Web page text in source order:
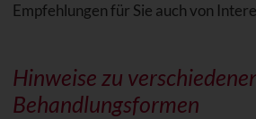
Empfehlungen für Sie auch von
Hinweise zu
Behandlungsformen